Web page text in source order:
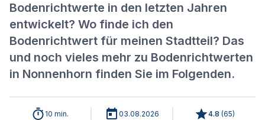
Bodenrichtwerte in den letzten Jahren
entwickelt? Wo finde ich den
Bodenrichtwert für meinen Stadtteil? Das
und noch vieles mehr zu Bodenrichtwerten
in Nonnenhorn finden Sie im Folgenden.
10 min. 03.08.2026 4.8 (65)